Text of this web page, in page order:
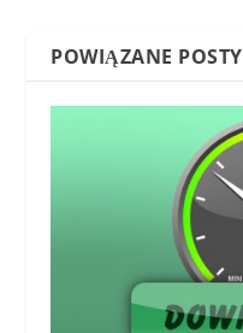
POWIĄZANE POSTY